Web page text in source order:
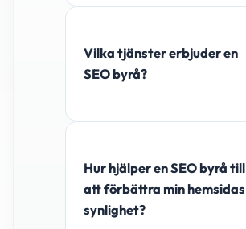
Vilka tjänster erbjuder en
SEO byrå?
Hur hjälper en SEO byrå till
att förbättra min hemsidas
synlighet?